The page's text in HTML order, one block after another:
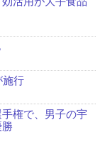
施行
手権で、男子の宇